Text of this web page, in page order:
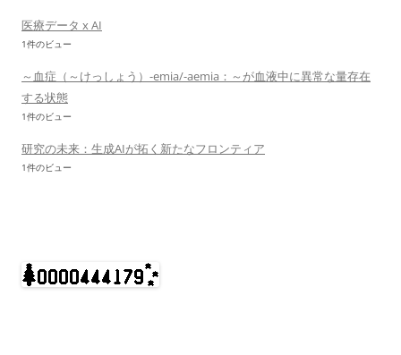
医療データ x AI
1件のビュー
～血症（～けっしょう）-emia/-aemia：～が血液中に異常な量存在
する状態
1件のビュー
研究の未来：生成AIが拓く新たなフロンティア
1件のビュー